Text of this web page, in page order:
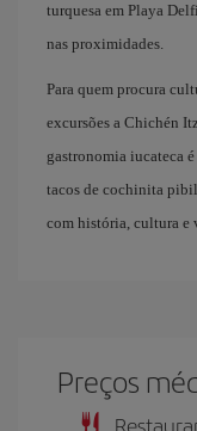
turquesa em Playa
nas proximidades.
Para quem procura
excursões a Chichén
gastronomia iucateca
tacos de cochinita
com história, cultura e
Preços